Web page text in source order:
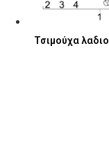
Τσιμούχα